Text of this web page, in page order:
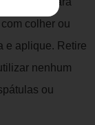
colher ou
e aplique. Retire
nenhum
ou